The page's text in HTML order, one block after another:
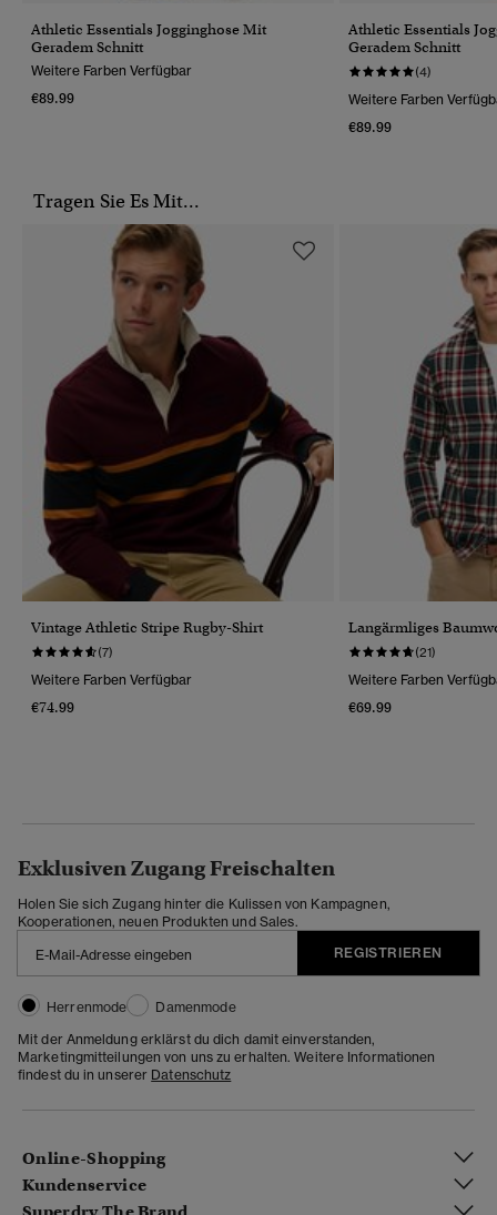
Athletic Essentials Jogginghose Mit
Geradem Schnitt
Weitere Farben Verfügbar
€89.99
Athletic Essentials
Geradem Schnitt
(4)
Weitere Farben
€89.99
Tragen Sie Es Mit...
Vintage Athletic Stripe Rugby-Shirt
(7)
Weitere Farben Verfügbar
€74.99
Langärmliges
(21)
Weitere Farben
€69.99
Exklusiven Zugang Freischalten
Holen Sie sich Zugang hinter die Kulissen von Kampagnen,
Kooperationen, neuen Produkten und Sales.
REGISTRIEREN
Herrenmode
Damenmode
Mit der Anmeldung erklärst du dich damit einverstanden,
Marketingmitteilungen von uns zu erhalten. Weitere Informationen
findest du in unserer Datenschutz
Online-Shopping
Kundenservice